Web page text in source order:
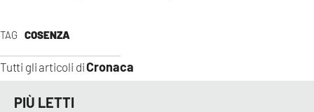
TAG COSENZA
Tutti gli articoli diCronaca
PIÙ LETTI